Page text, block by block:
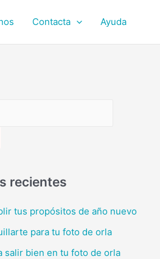
Contacta Ayuda
recientes
tus propósitos de año nuevo
para tu foto de orla
salir bien en tu foto de orla